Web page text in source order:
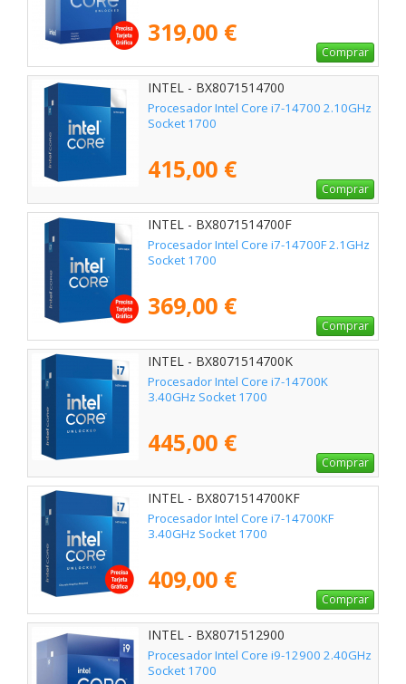
319,00 €
Comprar
INTEL - BX8071514700
Procesador Intel Core i7-14700 2.10GHz
Socket 1700
415,00 €
Comprar
INTEL - BX8071514700F
Procesador Intel Core i7-14700F 2.1GHz
Socket 1700
369,00 €
Comprar
INTEL - BX8071514700K
Procesador Intel Core i7-14700K
3.40GHz Socket 1700
445,00 €
Comprar
INTEL - BX8071514700KF
Procesador Intel Core i7-14700KF
3.40GHz Socket 1700
409,00 €
Comprar
INTEL - BX8071512900
Procesador Intel Core i9-12900 2.40GHz
Socket 1700